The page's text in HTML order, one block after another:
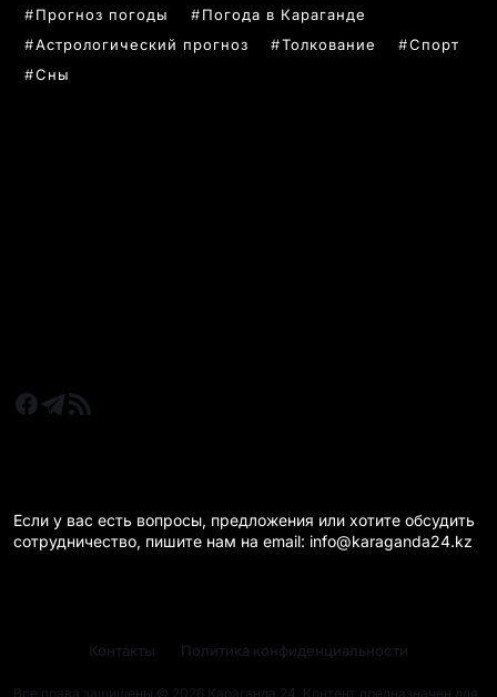
Прогноз погоды
Погода в Караганде
Астрологический прогноз
Толкование
Спорт
Сны
Если у вас есть вопросы, предложения или хотите обсудить
сотрудничество, пишите нам на email: info@karaganda24.kz
Все права защищены © 2026 Караганда 24. Контент предназначен для
Контакты Политика конфиденциальности